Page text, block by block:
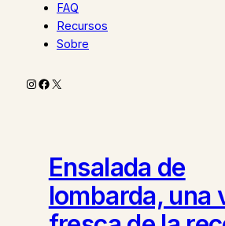
FAQ
Recursos
Sobre
Instagram
Facebook
X
Ensalada de
lombarda, una